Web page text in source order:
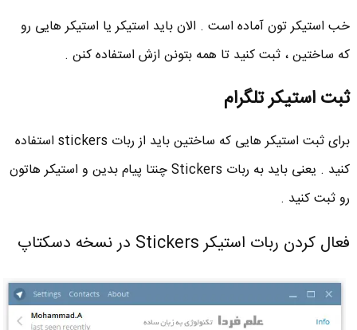
خب استیکر تون آماده است . الان باید استیکر یا استیکر هایی رو
که ساختین ، ثبت کنید تا همه بتونن ازش استفاده کنن .
ثبت استیکر تلگرام
برای ثبت استیکر هایی که ساختین باید از ربات stickers استفاده
کنید . یعنی باید به ربات Stickers چنتا پیام بدین و استیکر هاتون
رو ثبت کنید .
فعال کردن ربات استیکر Stickers در نسخه دسکتاپ